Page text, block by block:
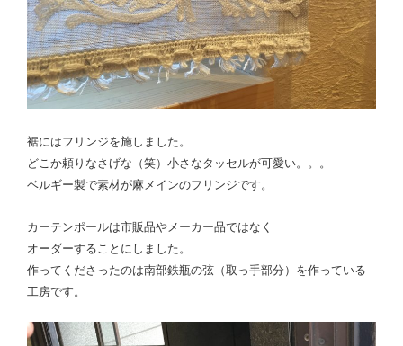
裾にはフリンジを施しました。
どこか頼りなさげな（笑）小さなタッセルが可愛い。。。
ベルギー製で素材が麻メインのフリンジです。
カーテンポールは市販品やメーカー品ではなく
オーダーすることにしました。
作ってくださったのは南部鉄瓶の弦（取っ手部分）を作っている
工房です。